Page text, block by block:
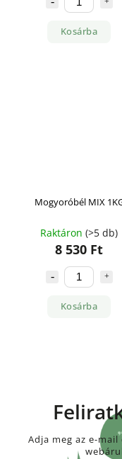
Kosárba
Mogyoróbél MIX
Raktáron (>5 db)
8 530 Ft
Kosárba
Adja meg az e-